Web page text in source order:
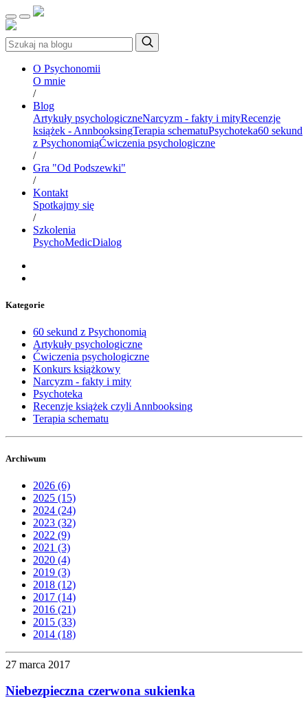
O Psychonomii
O mnie
/
Blog
Artykuły psychologiczneNarcyzm - fakty i mityRecenzje
książek - AnnbooksingTerapia schematuPsychoteka60 sekund
z PsychonomiąĆwiczenia psychologiczne
/
Gra "Od Podszewki"
/
Kontakt
Spotkajmy się
/
Szkolenia
PsychoMedicDialog
Kategorie
60 sekund z Psychonomią
Artykuły psychologiczne
Ćwiczenia psychologiczne
Konkurs książkowy
Narcyzm - fakty i mity
Psychoteka
Recenzje książek czyli Annbooksing
Terapia schematu
Archiwum
2026 (6)
2025 (15)
2024 (24)
2023 (32)
2022 (9)
2021 (3)
2020 (4)
2019 (3)
2018 (12)
2017 (14)
2016 (21)
2015 (33)
2014 (18)
27 marca 2017
Niebezpieczna czerwona sukienka